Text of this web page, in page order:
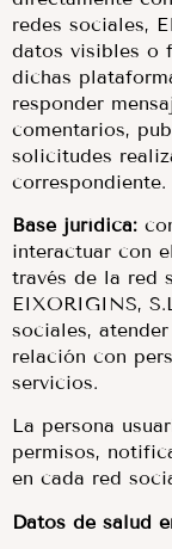
redes sociales,
datos visibles o
dichas
responder
comentarios,
solicitudes
correspondiente.
Base jurídica:
interactuar con
través de la red
EIXORIGINS,
sociales,
relación con
servicios.
La persona
permisos,
en cada red
Datos de salud